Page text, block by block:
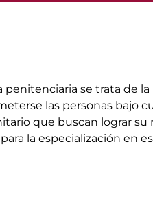
se trata de la
las personas bajo
que buscan lograr su
la especialización en